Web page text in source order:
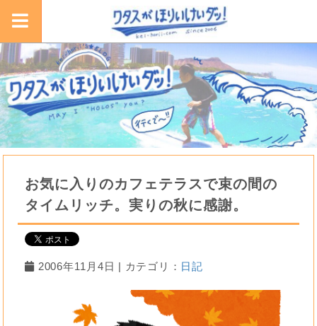
お気に入りのカフェテラスで束の間の
タイムリッチ。実りの秋に感謝。
2006年11月4日 | カテゴリ： 日記